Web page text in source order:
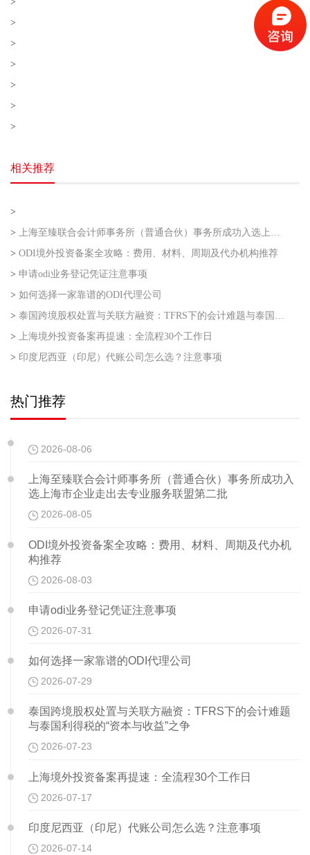
>
>
>
>
>
>
相关推荐
>
> 上海至臻联合会计师事务所（普通合伙）事务所成功入选上海市企业走出去专业服务联盟第二批
> ODI境外投资备案全攻略：费用、材料、周期及代办机构推荐
> 申请odi业务登记凭证注意事项
> 如何选择一家靠谱的ODI代理公司
> 泰国跨境股权处置与关联方融资：TFRS下的会计难题与泰国利得税的“资本与收益”之争
> 上海境外投资备案再提速：全流程30个工作日
> 印度尼西亚（印尼）代账公司怎么选？注意事项
热门推荐
2026-08-06
上海至臻联合会计师事务所（普通合伙）事务所成功入
选上海市企业走出去专业服务联盟第二批
2026-08-05
ODI境外投资备案全攻略：费用、材料、周期及代办机
构推荐
2026-08-03
申请odi业务登记凭证注意事项
2026-07-31
如何选择一家靠谱的ODI代理公司
2026-07-29
泰国跨境股权处置与关联方融资：TFRS下的会计难题
与泰国利得税的“资本与收益”之争
2026-07-23
上海境外投资备案再提速：全流程30个工作日
2026-07-17
印度尼西亚（印尼）代账公司怎么选？注意事项
2026-07-14